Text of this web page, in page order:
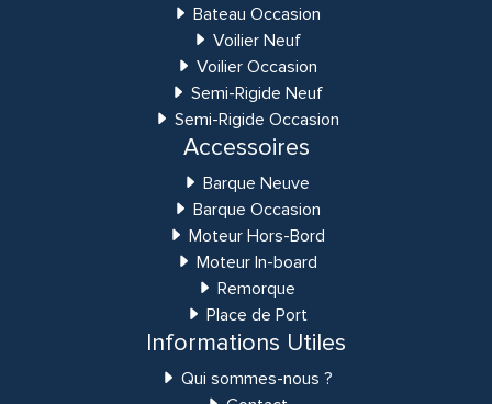
Bateau Occasion
Voilier Neuf
Voilier Occasion
Semi-Rigide Neuf
Semi-Rigide Occasion
Accessoires
Barque Neuve
Barque Occasion
Moteur Hors-Bord
Moteur In-board
Remorque
Place de Port
Informations Utiles
Qui sommes-nous ?